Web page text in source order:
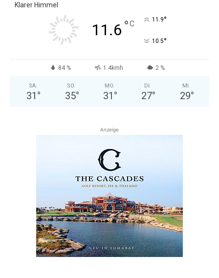
Klarer Himmel
11.6 °C 11.9°
10.5°
84 % 1.4kmh 2 %
SA.
31 °
SO.
35°
MO.
31 °
DI.
27°
MI.
29°
Anzeige